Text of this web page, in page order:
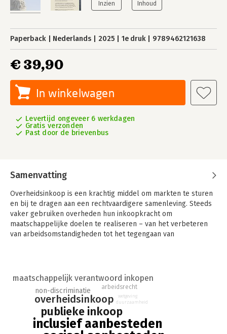
Paperback Nederlands 2025 1e druk 9789462121638
€ 39,90
In winkelwagen
Levertijd ongeveer 6 werkdagen
Gratis verzonden
Past door de brievenbus
Samenvatting
Overheidsinkoop is een krachtig middel om markten te sturen
en bij te dragen aan een rechtvaardigere samenleving. Steeds
vaker gebruiken overheden hun inkoopkracht om
maatschappelijke doelen te realiseren – van het verbeteren
van arbeidsomstandigheden tot het tegengaan van
verminderen van ongelijkheid.
Naar een inclusief aanbestedingsbeleid binnen de sociale
markteconomieonderzoekt hoe sociaal en inclusief
aanbesteden in de praktijk werkt en welke juridische kaders er
grenzen aan stellen. Aan de hand van de gemeente Amsterdam
als casestudy laat de auteur zien wat er mogelijk is binnen het
inclusief aanbesteden
publieke inkoop
overheidsinkoop
maatschappelijk verantwoord inkopen
non-discriminatie arbeidsrecht
duurzaamheid
wetgeving